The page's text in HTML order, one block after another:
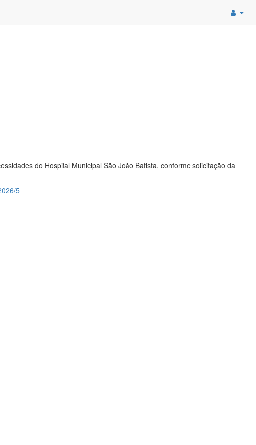
do Hospital Municipal São João Batista, conforme solicitação da
5